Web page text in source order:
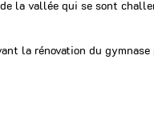
la vallée qui se sont
la rénovation du gymnase